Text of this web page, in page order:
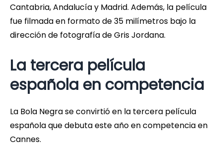
Cantabria, Andalucía y Madrid. Además, la película
fue filmada en formato de 35 milímetros bajo la
dirección de fotografía de Gris Jordana.
La tercera película
española en competencia
La Bola Negra se convirtió en la tercera película
española que debuta este año en competencia en
Cannes.